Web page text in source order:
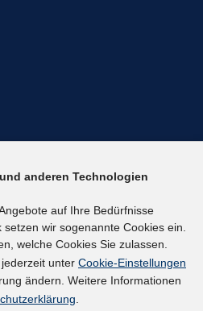
anderen Technologien
auf Ihre Bedürfnisse
wir sogenannte Cookies ein.
welche Cookies Sie zulassen.
unter Cookie-Einstellungen
ändern. Weitere Informationen
.